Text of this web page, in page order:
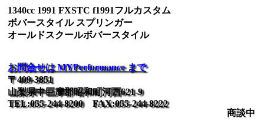
1340cc 1991 FXSTC f1991フルカスタム
ボバースタイル スプリンガー
オールドスクールボバースタイル
お問合せは MYPerformance まで
〒409-3851
山梨県中巨摩郡昭和町河西621-9
TEL:055-244-8200 FAX:055-244-8222
商談中